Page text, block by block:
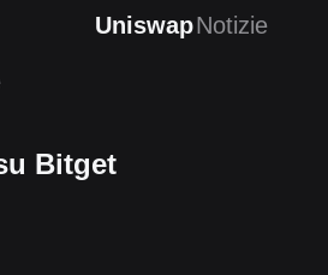
UniswapNotizie
Bitget